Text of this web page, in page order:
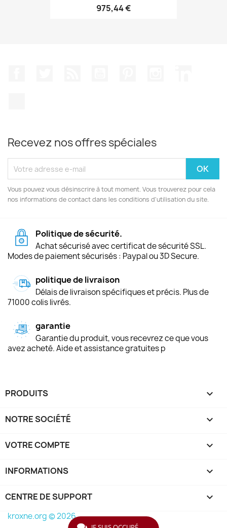
975,44 €
Recevez nos offres spéciales
Vous pouvez vous désinscrire à tout moment. Vous trouverez pour cela
nos informations de contact dans les conditions d'utilisation du site.
Politique de sécurité.
Achat sécurisé avec certificat de sécurité SSL.
Modes de paiement sécurisés : Paypal ou 3D Secure.
politique de livraison
Délais de livraison spécifiques et précis. Plus de
71000 colis livrés.
garantie
Garantie du produit, vous recevrez ce que vous
avez acheté. Aide et assistance gratuites p
PRODUITS 
NOTRE SOCIÉTÉ 
VOTRE COMPTE 
INFORMATIONS keyboard_arrow_down
CENTRE DE SUPPORT 
kroxne.org © 2026